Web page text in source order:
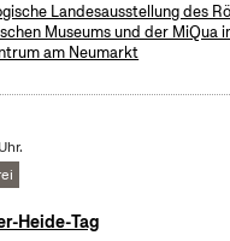
Landesausstellung des
Museums und der MiQua
am Neumarkt
Heide-Tag